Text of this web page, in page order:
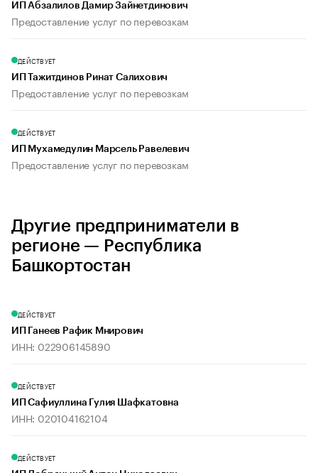
ИП Абзалилов Дамир Зайнетдинович
Предоставление услуг по перевозкам
ДЕЙСТВУЕТ
ИП Тажитдинов Ринат Салихович
Предоставление услуг по перевозкам
ДЕЙСТВУЕТ
ИП Мухамедулин Марсель Равелевич
Предоставление услуг по перевозкам
Другие предприниматели в
регионе — Республика
Башкортостан
ДЕЙСТВУЕТ
ИП Ганеев Рафик Мнирович
ИНН: 022906145890
ДЕЙСТВУЕТ
ИП Сафиуллина Гулия Шафкатовна
ИНН: 020104162104
ДЕЙСТВУЕТ